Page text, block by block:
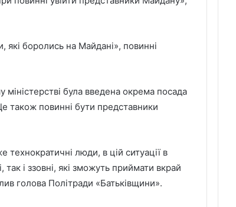
боролись на Майдані», повинні
була введена окрема посада
також повинні бути представники
технократичні люди, в цій ситуації в
і ззовні, які зможуть приймати вкрай
голова Політради «Батьківщини».